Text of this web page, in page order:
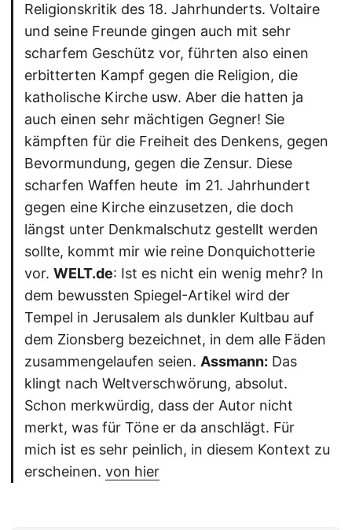
Religionskritik des 18. Jahrhunderts. Voltaire
und seine Freunde gingen auch mit sehr
scharfem Geschütz vor, führten also einen
erbitterten Kampf gegen die Religion, die
katholische Kirche usw. Aber die hatten ja
auch einen sehr mächtigen Gegner! Sie
kämpften für die Freiheit des Denkens, gegen
Bevormundung, gegen die Zensur. Diese
scharfen Waffen heute  im 21. Jahrhundert 
gegen eine Kirche einzusetzen, die doch
längst unter Denkmalschutz gestellt werden
sollte, kommt mir wie reine Donquichotterie
vor. WELT.de: Ist es nicht ein wenig mehr? In
dem bewussten Spiegel-Artikel wird der
Tempel in Jerusalem als dunkler Kultbau auf
dem Zionsberg bezeichnet, in dem alle Fäden
zusammengelaufen seien. Assmann: Das
klingt nach Weltverschwörung, absolut.
Schon merkwürdig, dass der Autor nicht
merkt, was für Töne er da anschlägt. Für
mich ist es sehr peinlich, in diesem Kontext zu
erscheinen. von hier